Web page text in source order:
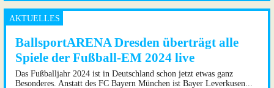
BallsportARENA Dresden überträgt alle
Spiele der Fußball-EM 2024 live
Das Fußballjahr 2024 ist in Deutschland schon jetzt etwas ganz
Besonderes. Anstatt des FC Bayern München ist Bayer Leverkusen...